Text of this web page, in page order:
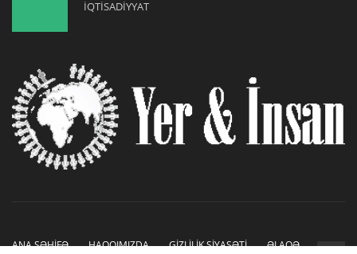
İQTİSADİYYAT
ANA SƏHİFƏ HAQQIMIZDA GİZLİLİK SİYASƏTİ ƏLAQƏ